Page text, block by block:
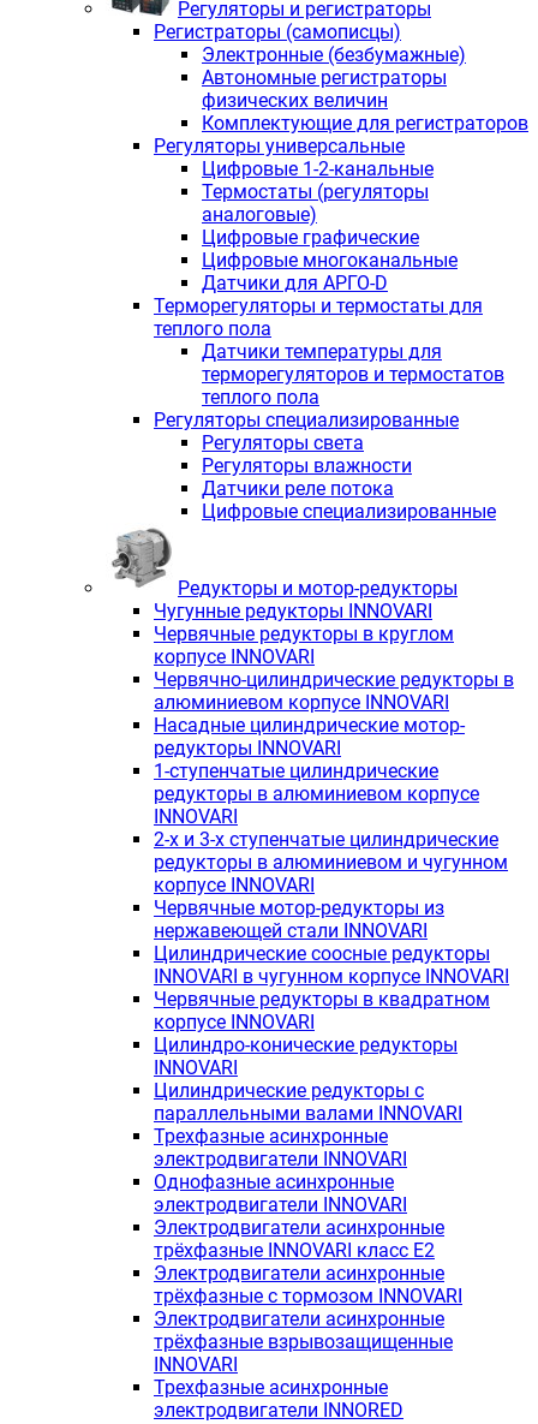
Регуляторы и регистраторы
Регистраторы (самописцы)
Электронные (безбумажные)
Автономные регистраторы
физических величин
Комплектующие для регистраторов
Регуляторы универсальные
Цифровые 1-2-канальные
Термостаты (регуляторы
аналоговые)
Цифровые графические
Цифровые многоканальные
Датчики для АРГО-D
Терморегуляторы и термостаты для
теплого пола
Датчики температуры для
терморегуляторов и термостатов
теплого пола
Регуляторы специализированные
Регуляторы света
Регуляторы влажности
Датчики реле потока
Цифровые специализированные
Редукторы и мотор-редукторы
Чугунные редукторы INNOVARI
Червячные редукторы в круглом
корпусе INNOVARI
Червячно-цилиндрические редукторы в
алюминиевом корпусе INNOVARI
Насадные цилиндрические мотор-
редукторы INNOVARI
1-ступенчатые цилиндрические
редукторы в алюминиевом корпусе
INNOVARI
2-х и 3-х ступенчатые цилиндрические
редукторы в алюминиевом и чугунном
корпусе INNOVARI
Червячные мотор-редукторы из
нержавеющей стали INNOVARI
Цилиндрические соосные редукторы
INNOVARI в чугунном корпусе INNOVARI
Червячные редукторы в квадратном
корпусе INNOVARI
Цилиндро-конические редукторы
INNOVARI
Цилиндрические редукторы с
параллельными валами INNOVARI
Трехфазные асинхронные
электродвигатели INNOVARI
Однофазные асинхронные
электродвигатели INNOVARI
Электродвигатели асинхронные
трёхфазные INNOVARI класс E2
Электродвигатели асинхронные
трёхфазные с тормозом INNOVARI
Электродвигатели асинхронные
трёхфазные взрывозащищенные
INNOVARI
Трехфазные асинхронные
электродвигатели INNORED